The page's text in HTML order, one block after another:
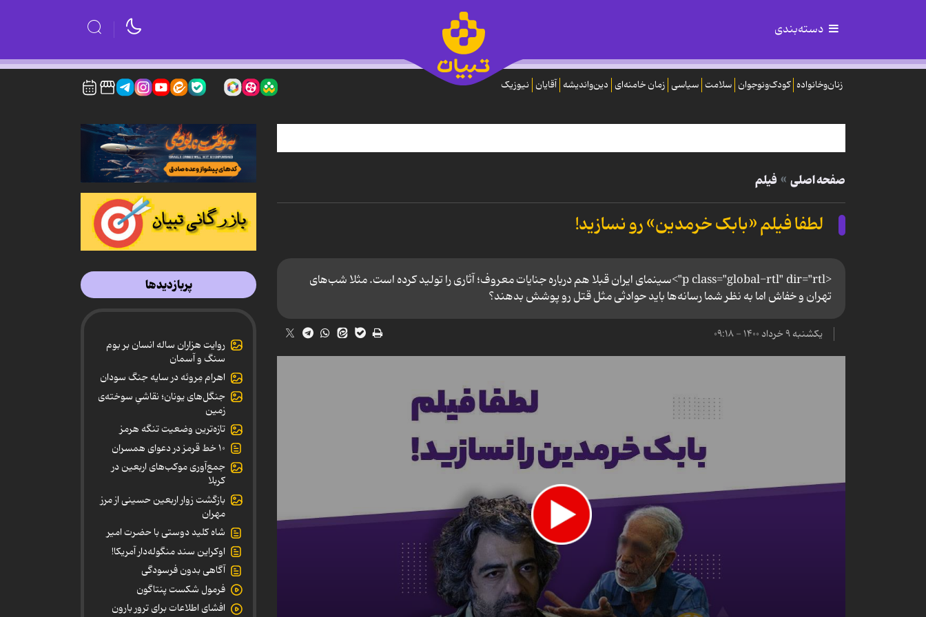
دسته‌بندی
زنان‌وخانواده کودک‌ونوجوان سلامت سیاسی زمان خامنه‌ای دین‌واندیشه آقایان نیوزیک
صفحه اصلی فیلم
لطفا فیلم «بابک خرمدین» رو نسازید!
<p class="global-rtl" dir="rtl">سینمای ایران قبلا هم درباره جنایات معروف؛ آثاری را تولید کرده است. مثلا شب‌های
تهران و خفاش اما به نظر شما رسانه‌ها باید حوادثی مثل قتل‌ رو پوشش بدهند؟
یکشنبه ۹ خرداد ۱۴۰۰ - ۰۹:۱۸
پربازدیدها
روایت هزاران ساله انسان بر بوم
سنگ و آسمان
اهرام مِروئه در سایه جنگ سودان
جنگل‌های یونان؛ نقاشیِ سوخته‌ی
زمین
تازه‌ترین وضعیت تنگه هرمز
۱۰ خط قرمز در دعوای همسران
جمع‌آوری موکب‌های اربعین در
کربلا
بازگشت زوار اربعین حسینی از مرز
مهران
شاه کلید دوستی با حضرت امیر
اوکراین سند منگوله‌دار آمریکا!
آگاهی بدون فرسودگی
فرمول شکست پنتاگون
افشای اطلاعات برای ترور بارون